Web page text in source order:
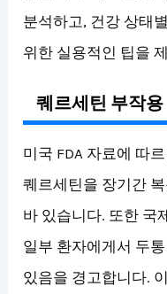
분석하고, 건강 상태
위한 실용적인 팁을
퀘르세틴 부작
미국 FDA 자료에 따
퀘르세틴을 장기간
바 있습니다. 또한 국
일부 환자에게서 두
있음을 경고합니다.